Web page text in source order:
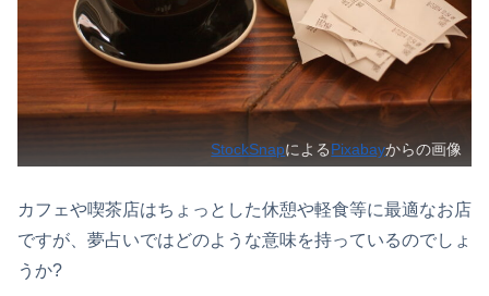
StockSnapによるPixabayからの画像
カフェや喫茶店はちょっとした休憩や軽食等に最適なお店
ですが、夢占いではどのような意味を持っているのでしょ
うか?